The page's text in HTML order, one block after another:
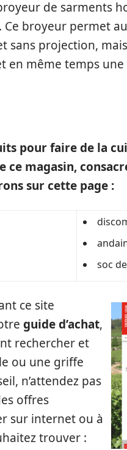
de sarments
Ce broyeur permet
sans projection,
même temps
pour faire de la
ce magasin,
sur cette page :
soc
ce site
guide d’achat,
rechercher et
ou une griffe
n’attendez pas
offres
sur internet ou à
trouver :